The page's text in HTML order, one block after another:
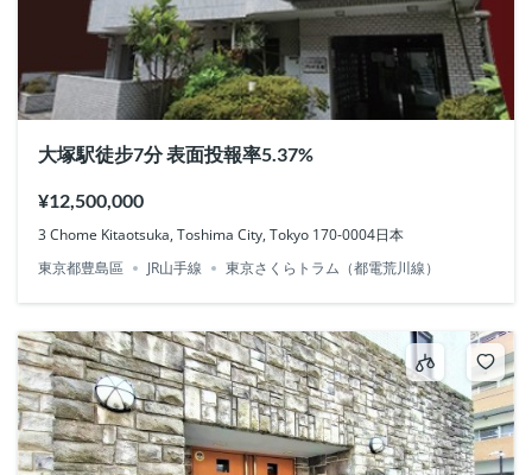
大塚駅徒步7分 表面投報率5.37%
¥12,500,000
3 Chome Kitaotsuka, Toshima City, Tokyo 170-0004日本
東京都豊島區
JR山手線 東京さくらトラム（都電荒川線）